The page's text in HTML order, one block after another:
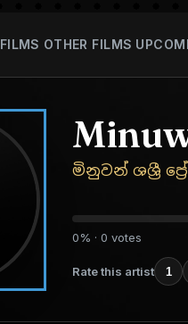
FILMS OTHER FILMS
මිනුවන් ශශ්‍රී
0% · 0 votes
Rate this artist 1